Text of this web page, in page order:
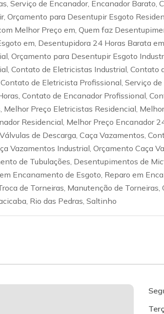
Serviço de Encanador, Encanador Barato,
Orçamento para Desentupir Esgoto
Melhor Preço em, Quem faz
em, Desentupidora 24 Horas Barata
Orçamento para Desentupir Esgoto
Contato de Eletricistas Industrial,
de Eletricista Profissional, Serviço
Contato de Encanador Profissional,
Preço Eletricistas Residencial,
Residencial, Melhor Preço Encanador
de Descarga, Caça Vazamentos,
Vazamentos Industrial, Orçamento Caça
de Tubulações, Desentupimentos de
Encanamento de Esgoto, Reparo em
de Torneiras, Manutenção de
Rio das Pedras, Saltinho